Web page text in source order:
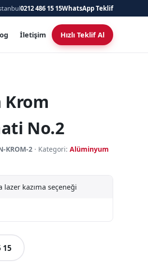
0212 486 15 15WhatsApp Teklif
İletişim Hızlı Teklif Al
Krom
No.2
KROM-2 · Kategori: Alüminyum
kazıma seçeneği
15